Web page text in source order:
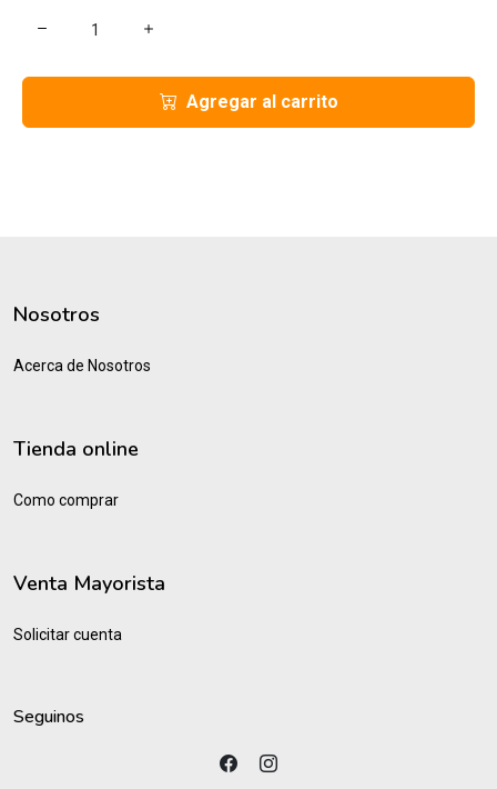
Agregar al carrito
Nosotros
Acerca de Nosotros
Tienda online
Como comprar
Venta Mayorista
Solicitar cuenta
Seguinos